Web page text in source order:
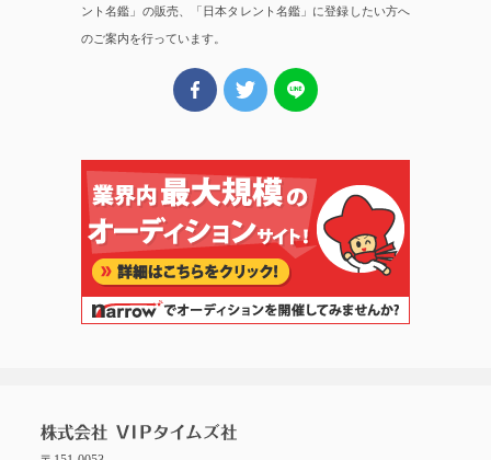
ント名鑑」の販売、「日本タレント名鑑」に登録したい方へ
のご案内を行っています。